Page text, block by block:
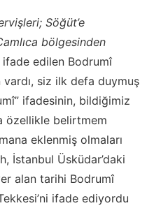
Söğüt’e
bölgesinden
edilen Bodrumî
siz ilk defa duymuş
ifadesinin, bildiğimiz
özellikle belirtmem
eklenmiş olmaları
İstanbul Üsküdar’daki
alan tarihi Bodrumî
ifade ediyordu